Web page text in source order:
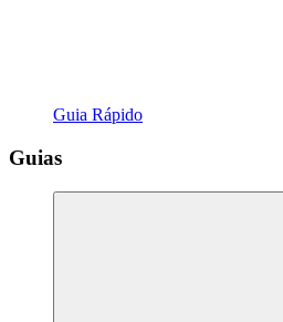
Guia Rápido
Guias